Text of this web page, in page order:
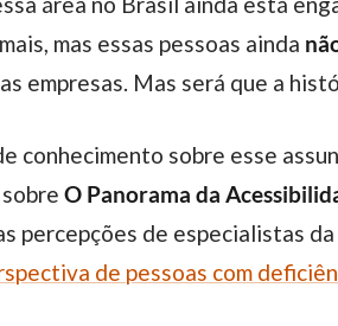
mas essas pessoas ainda
empresas. Mas será que a
conhecimento sobre esse
sobreO Panorama da
percepções de especialistas
de pessoas com